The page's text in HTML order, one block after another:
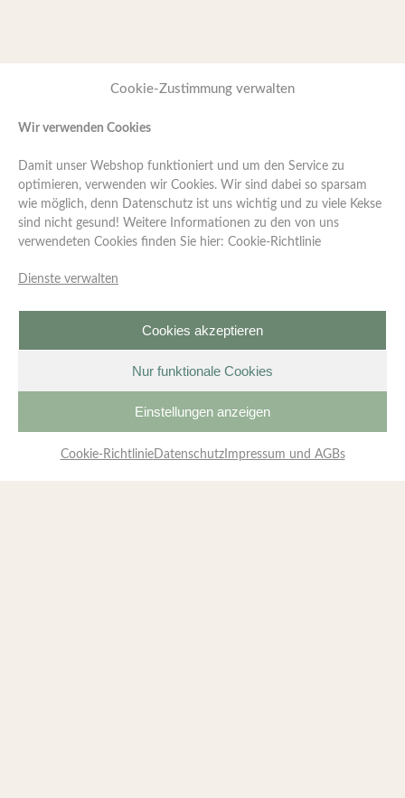
Cookie-Zustimmung verwalten
Wir verwenden Cookies
Damit unser Webshop funktioniert und um den Service zu
optimieren, verwenden wir Cookies. Wir sind dabei so sparsam
wie möglich, denn Datenschutz ist uns wichtig und zu viele Kekse
sind nicht gesund! Weitere Informationen zu den von uns
verwendeten Cookies finden Sie hier: Cookie-Richtlinie
Dienste verwalten
Cookies akzeptieren
Nur funktionale Cookies
Einstellungen anzeigen
Cookie-RichtlinieDatenschutzImpressum und AGBs
3,16€